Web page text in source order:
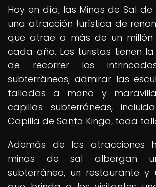
Hoy en día, las Minas de Sal de
una atracción turística de
que atrae a más de un millón
cada año. Los turistas tienen
de recorrer los
subterráneos, admirar las
talladas a mano y
capillas subterráneas,
Capilla de Santa Kinga, toda
Además de las atracciones
minas de sal albergan
subterráneo, un restaurante y